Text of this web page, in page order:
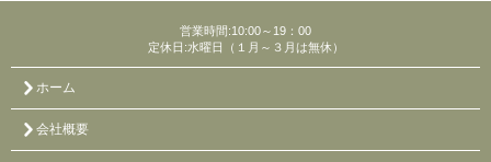
営業時間:10:00～19：00
定休日:水曜日（１月～３月は無休）
ホーム
会社概要